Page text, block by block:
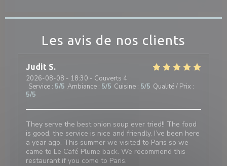
Les avis de nos clients
Judit S
2026-08-08 - 18:30 - Couverts 4
Service : 5/5 Ambiance : 5/5 Cuisine : 5/5 Qualité / Prix :
5/5
They serve the best onion soup ever tried!! The food
is good, the service is nice and friendly. I’ve been here
a year ago. This summer we visited to Paris so we
came to Le Café Plume back. We recommend this
restaurant if you come to Paris.